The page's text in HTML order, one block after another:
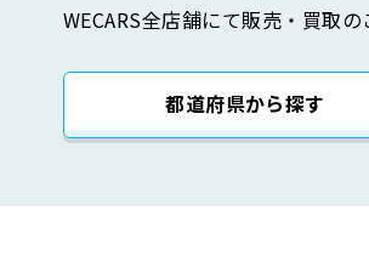
WECARS全店舗にて販売・買取
都道府県から探す